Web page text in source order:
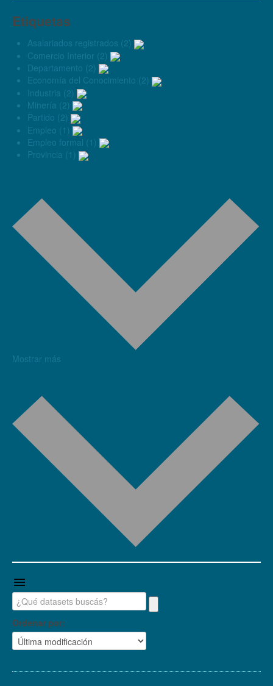
Etiquetas
Asalariados registrados (2)
Comercio Interior (2)
Departamento (2)
Economía del Conocimiento (2)
Industria (2)
Minería (2)
Partido (2)
Empleo (1)
Empleo formal (1)
Provincia (1)
Mostrar más
Ordenar por